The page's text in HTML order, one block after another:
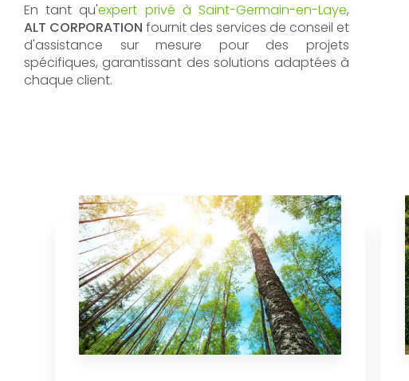
En tant qu'expert privé à Saint-Germain-en-Laye,
ALT CORPORATION fournit des services de conseil et
d'assistance sur mesure pour des projets
spécifiques, garantissant des solutions adaptées à
chaque client.